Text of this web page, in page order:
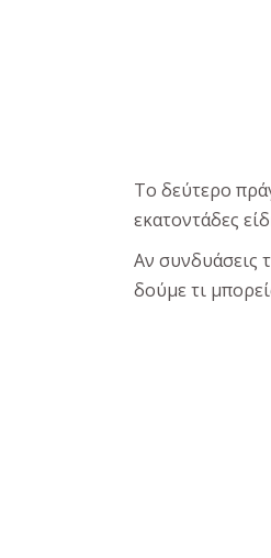
Το δεύτερο
εκατοντάδες
Αν συνδυάσεις
δούμε τι